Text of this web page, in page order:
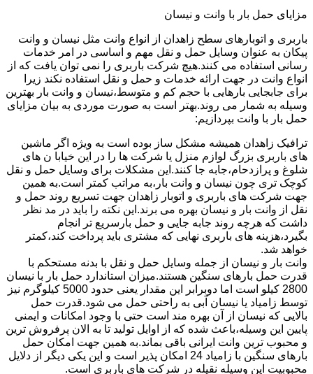
مزایای حمل بار با وانت و نیسان
باربری و اتوبارهای سطح زاهدان از انواع وانت مثل نیسان و وانت
پیکان به عنوان وسایل حمل و نقل مهم و اساسی در امر خدمات
رسانی استفاده می کنند.هیچ شرکت باربری را نمی توان یافت که از
انواع وانت در جهت ارائه خدمات و حمل و نقل استفاده نکند زیرا
برای جابجایی بارهایی با حجم کم و متوسط،نیسان و وانت بار بهترین
وسیله به شمار می روند.بهتر است به صورت موردی به بیان مزایای
حمل بار با وانت بپردازیم:
ترافیک زاهدان همیشه مشکل ساز بوده است به ویژه اگر ماشین
های باربری بزرگ لوازم منزل یا شرکت ها را در این خیابا ن های
شلوغ و پرازدحام،جابه جا کنند.این مشکلات برای وسایل حمل و نقل
کوچک تری چون نیسان و وانت بار،به مراتب کمتر است.به همین
جهت شرکت های باربری و اتوبار زاهدان جهت تسریع روند حمل و
نقل از وانت بار و نیسان بهره می برند.این نکته را باید در مد نظر
داشت که هرچه روند جابه جایی و حمل بارسریع تر انجام
بگیرد،هزینه های باربری نهایی که مشتری باید پرداخت کند،کمتر
خواهد شد.
وانت بار و نیسان از جمله وسایل حمل و نقل با بدنه مستحکم با
قدرت حمل بارهای سنگین هستند.میزان استاندارد حمل بار با نیسان
2800 کیلو است اما دوبرابر این مقدار یعنی حدود 5000 کیلوگرم نیز
توسط زامیاد یا نیسان آبی به راحتی حمل می شود.قدرت حمل
بالایی که نیسان از آن بهره مند است حتی با وجود امکانات و ایمنی
پایین این وسیله،باعث شده که از اوایل تولید تا به الان پرفروش ترین
و محبوب ترین وانت ایرانی باقی بماند.به همین جهت امکان حمل
بارهای سنگین با زامیاد 24 امکان پذیر است و این یکی دیگر از دلایل
محبوبیت این وسیله نقیله در شرکت های باربری است.